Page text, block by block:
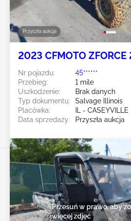
Przyszła aukcja
2023 CFMOTO ZFORCE
Nr pojazdu:
45******
Przebieg:
1 mile
Uszkodzenie:
Brak danych
Typ dokumentu:
Salvage Illinois
Placówka:
IL - CASEYVILLE
Data sprzedaży:
Przyszła aukcja
Przesuń w prawo, aby
więcej zdjęć